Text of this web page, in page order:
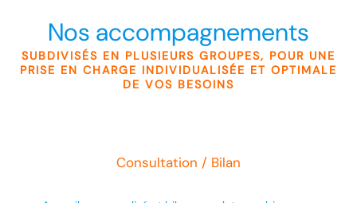
Nos accompagnements
SUBDIVISÉS EN PLUSIEURS GROUPES, POUR UNE
PRISE EN CHARGE INDIVIDUALISÉE ET OPTIMALE
DE VOS BESOINS
Consultation / Bilan